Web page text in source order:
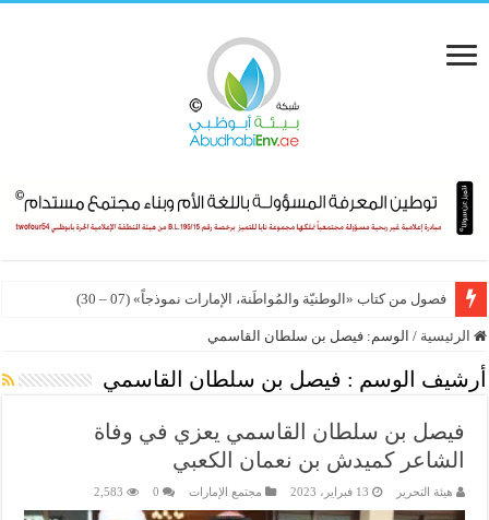
فصول من كتاب «الوطنيّة والمُواطَنة، الإمارات نموذجاً» (07 – 30)
الرئيسية / الوسم: فيصل بن سلطان القاسمي
أرشيف الوسم : فيصل بن سلطان القاسمي
فيصل بن سلطان القاسمي يعزي في وفاة
الشاعر كميدش بن نعمان الكعبي
هيئة التحرير 13 فبراير، 2023 مجتمع الإمارات 0
2,583